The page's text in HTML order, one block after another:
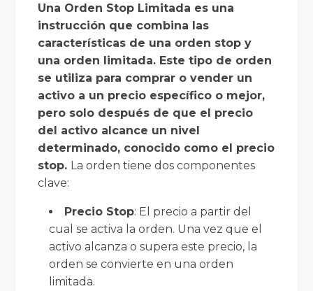
Una Orden Stop Limitada es una
instrucción que combina las
características de una orden stop y
una orden limitada. Este tipo de orden
se utiliza para comprar o vender un
activo a un precio específico o mejor,
pero solo después de que el precio
del activo alcance un nivel
determinado, conocido como el precio
stop. La orden tiene dos componentes
clave:
Precio Stop: El precio a partir del
cual se activa la orden. Una vez que el
activo alcanza o supera este precio, la
orden se convierte en una orden
limitada.